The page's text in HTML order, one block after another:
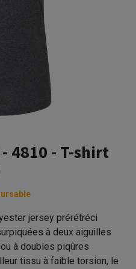
4810 - T-shirt
jersey prérétréci
à deux aiguilles
à doubles piqûres
tissu à faible torsion, le